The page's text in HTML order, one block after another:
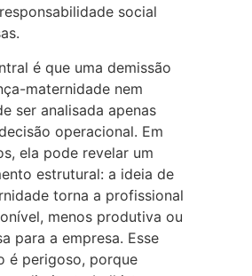
social
é que uma demissão
maternidade nem
ser analisada apenas
operacional. Em
ela pode revelar um
estrutural: a ideia de
torna a profissional
menos produtiva ou
para a empresa. Esse
é perigoso, porque